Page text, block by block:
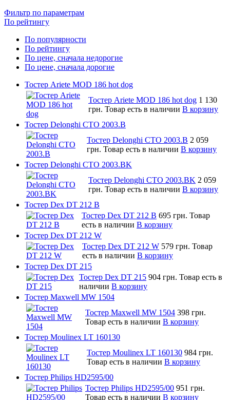
Фильтр по параметрам
По рейтингу
По популярности
По рейтингу
По цене, сначала недорогие
По цене, сначала дорогие
Тостер Ariete MOD 186 hot dog
Тостер Ariete MOD 186 hot dog 1 130
грн. Товар есть в наличии В корзину
Тостер Delonghi CTO 2003.B
Тостер Delonghi CTO 2003.B 2 059
грн. Товар есть в наличии В корзину
Тостер Delonghi CTO 2003.BK
Тостер Delonghi CTO 2003.BK 2 059
грн. Товар есть в наличии В корзину
Тостер Dex DT 212 B
Тостер Dex DT 212 B 695 грн. Товар
есть в наличии В корзину
Тостер Dex DT 212 W
Тостер Dex DT 212 W 579 грн. Товар
есть в наличии В корзину
Тостер Dex DT 215
Тостер Dex DT 215 904 грн. Товар есть в
наличии В корзину
Тостер Maxwell MW 1504
Тостер Maxwell MW 1504 398 грн.
Товар есть в наличии В корзину
Тостер Moulinex LT 160130
Тостер Moulinex LT 160130 984 грн.
Товар есть в наличии В корзину
Тостер Philips HD2595/00
Тостер Philips HD2595/00 951 грн.
Товар есть в наличии В корзину